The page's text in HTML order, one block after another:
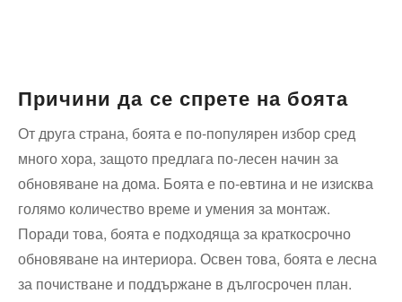
Причини да⁢ се спрете на боята
От друга страна, боята е по-популярен избор сред
много ‌хора, ‍защото предлага по-лесен начин за
обновяване на дома. Боята е⁢ по-евтина и не изисква
голямо количество време и умения за монтаж.
Поради​ това, боята е подходяща​ за краткосрочно
обновяване на интериора. Освен това, боята​ е лесна
за почистване и поддържане в дългосрочен план.